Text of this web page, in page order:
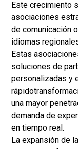
Este crecimiento
asociaciones
de comunicación
idiomas
Estas
soluciones de
personalizadas y
rápido
una mayor
demanda de
en tiempo real.
La expansión de